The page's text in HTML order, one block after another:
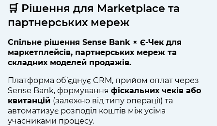
🛒 Рішення для Marketplace та
партнерських мереж
Спільне рішення Sense Bank × Є-Чек для
маркетплейсів, партнерських мереж та
складних моделей продажів.
Платформа об’єднує CRM, прийом оплат через
Sense Bank, формування фіскальних чеків або
квитанцій (залежно від типу операції) та
автоматизує розподіл коштів між усіма
учасниками процесу.